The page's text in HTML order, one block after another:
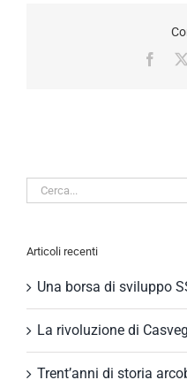
Cerca
Articoli recenti
Una borsa di sviluppo
La rivoluzione di
Trent’anni di storia